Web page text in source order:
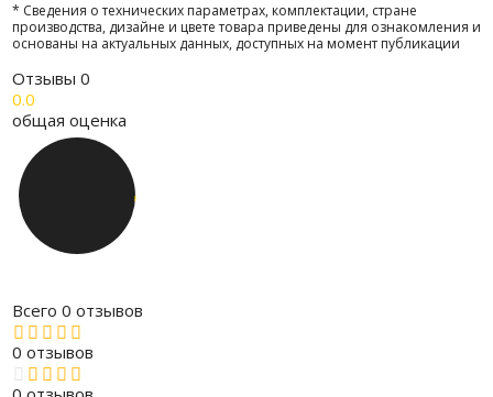
* Сведения о технических параметрах, комплектации, стране
производства, дизайне и цвете товара приведены для ознакомления и
основаны на актуальных данных, доступных на момент публикации
Отзывы 0
0.0
общая оценка
Всего 0 отзывов
0 отзывов